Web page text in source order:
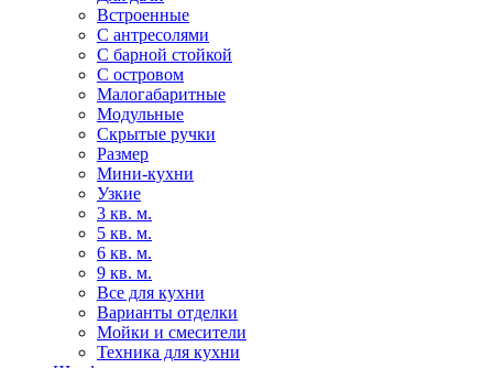
Встроенные
С антресолями
С барной стойкой
С островом
Малогабаритные
Модульные
Скрытые ручки
Размер
Мини-кухни
Узкие
3 кв. м.
5 кв. м.
6 кв. м.
9 кв. м.
Все для кухни
Варианты отделки
Мойки и смесители
Техника для кухни